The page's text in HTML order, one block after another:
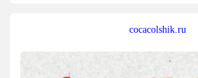
cocacolshik.ru